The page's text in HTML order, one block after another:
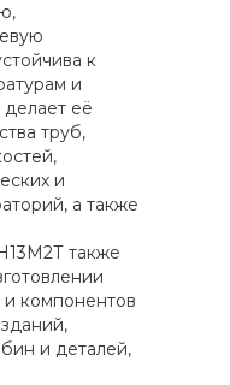
к
и
её
труб,
и
а также
также
и компонентов
и деталей,